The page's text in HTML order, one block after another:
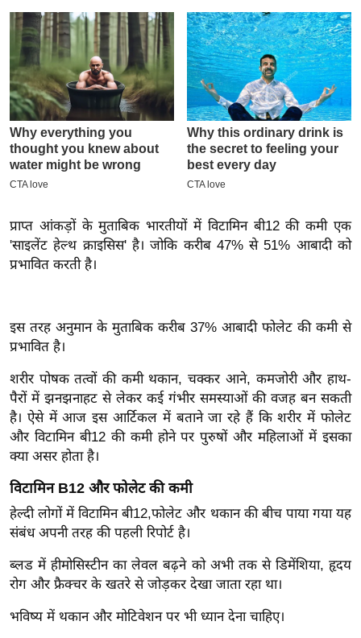
इ
म
ई
-
पे
प
र
मि
बे
ल
श
ख्सि
य
त
यं
ग
डि
या
सा
हि
त्य
ज
ग
प्राप्त आंकड़ों के मुताबिक भारतीयों में विटामिन बी12 की कमी एक
'साइलेंट हेल्थ क्राइसिस' है। जोकि करीब 47% से 51% आबादी को
प्रभावित करती है।
इस तरह अनुमान के मुताबिक करीब 37% आबादी फोलेट की कमी से
प्रभावित है।
शरीर पोषक तत्वों की कमी थकान, चक्कर आने, कमजोरी और हाथ-
पैरों में झनझनाहट से लेकर कई गंभीर समस्याओं की वजह बन सकती
है। ऐसे में आज इस आर्टिकल में बताने जा रहे हैं कि शरीर में फोलेट
और विटामिन बी12 की कमी होने पर पुरुषों और महिलाओं में इसका
क्या असर होता है।
विटामिन B12 और फोलेट की कमी
हेल्दी लोगों में विटामिन बी12,फोलेट और थकान की बीच पाया गया यह
संबंध अपनी तरह की पहली रिपोर्ट है।
ब्लड में हीमोसिस्टीन का लेवल बढ़ने को अभी तक से डिमेंशिया, हृदय
रोग और फ्रैक्चर के खतरे से जोड़कर देखा जाता रहा था।
भविष्य में थकान और मोटिवेशन पर भी ध्यान देना चाहिए।